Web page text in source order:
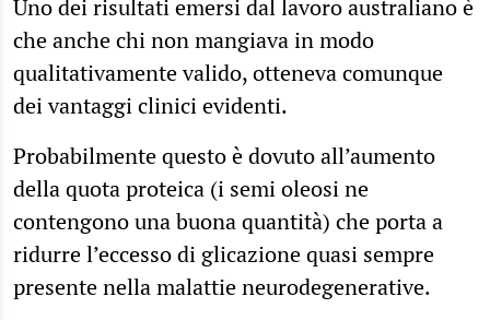
Uno dei risultati emersi dal lavoro australiano è
che anche chi non mangiava in modo
qualitativamente valido, otteneva comunque
dei vantaggi clinici evidenti.
Probabilmente questo è dovuto all’aumento
della quota proteica (i semi oleosi ne
contengono una buona quantità) che porta a
ridurre l’eccesso di glicazione quasi sempre
presente nella malattie neurodegenerative.